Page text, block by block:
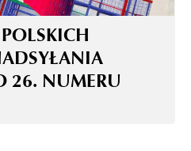
26. NUMERU